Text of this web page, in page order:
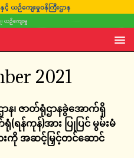
2021
န၊ ဇာတ်ရုံဌာနခွဲအောက်ရှိ
(ရန်ကုန်)အား ပြုပြင် မွမ်းမံ
ျားကို အဆင့်မြှင့်တင်ဆောင်